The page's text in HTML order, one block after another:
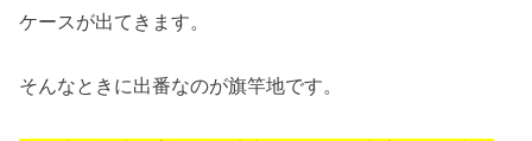
ケースが出てきます。
そんなときに出番なのが旗竿地です。